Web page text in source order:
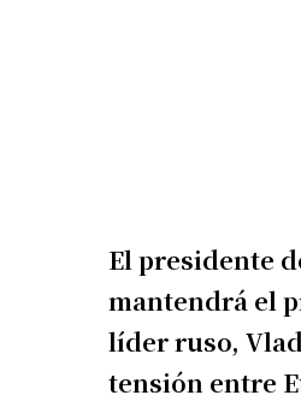
El presidente
mantendrá el
líder ruso,
tensión entre